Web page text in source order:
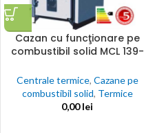
Cazan cu funcţionare pe
combustibil solid MCL 139-
Centrale termice, Cazane pe
combustibil solid, Termice
0,00lei